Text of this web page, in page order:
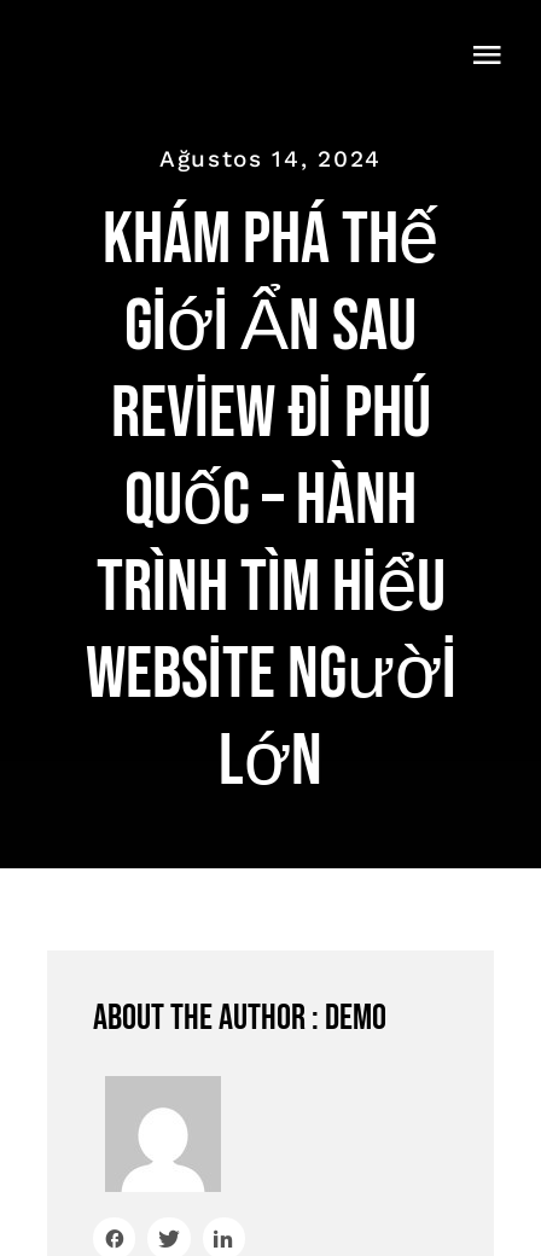
Ağustos 14, 2024
Khám phá Thế
giới Ẩn sau
review đi phú
quốc – Hành
trình Tìm hiểu
Website Người
Lớn
About the author : demo